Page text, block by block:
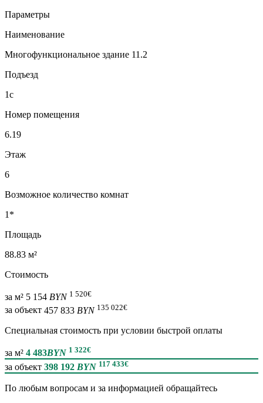
Параметры
Наименование
Многофункциональное здание 11.2
Подъезд
1с
Номер помещения
6.19
Этаж
6
Возможное количество комнат
1*
Площадь
88.83 м²
Стоимость
за м² 5 154 BYN 1 520€
за объект 457 833 BYN 135 022€
Специальная cтоимость при условии быстрой оплаты
за м² 4 483BYN 1 322€
за объект 398 192 BYN 117 433€
По любым вопросам и за информацией обращайтесь